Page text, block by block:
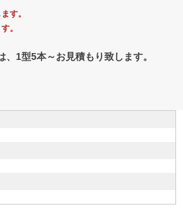
す。
。
1型5本～お見積もり致します。